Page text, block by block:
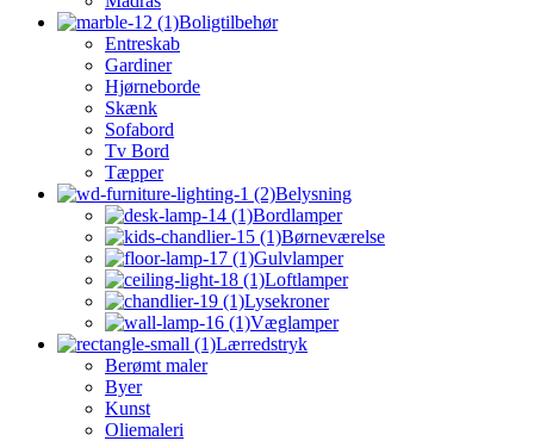
Boligtilbehør
Entreskab
Gardiner
Hjørneborde
Skænk
Sofabord
Tv Bord
Tæpper
Belysning
Bordlamper
Børneværelse
Gulvlamper
Loftlamper
Lysekroner
Væglamper
Lærredstryk
Berømt maler
Byer
Kunst
Oliemaleri